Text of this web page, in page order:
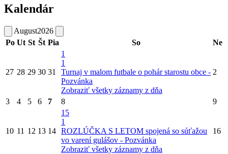
Kalendár
August2026
Po Ut St Št Pia So Ne
27 28 29 30 31
1
1
Turnaj v malom futbale o pohár starostu obce -
Pozvánka
Zobraziť všetky záznamy z dňa
2
3 4 5 6 7 8 9
10 11 12 13 14
15
1
ROZLÚČKA S LETOM spojená so súťažou
vo varení gulášov - Pozvánka
Zobraziť všetky záznamy z dňa
16